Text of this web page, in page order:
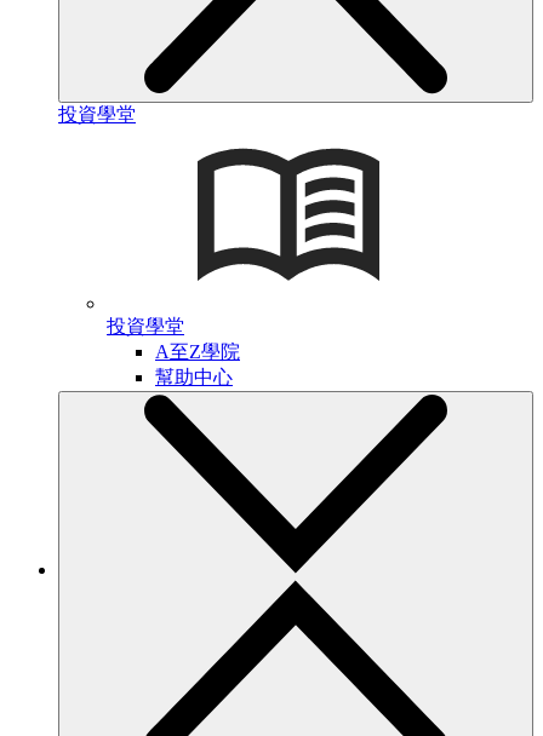
投資學堂
投資學堂
A至Z學院
幫助中心